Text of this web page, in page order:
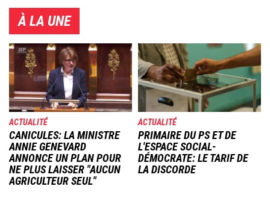
À LA UNE
Image
ACTUALITÉ
CANICULES: LA MINISTRE
ANNIE GENEVARD
ANNONCE UN PLAN POUR
NE PLUS LAISSER "AUCUN
AGRICULTEUR SEUL"
Image
ACTUALITÉ
PRIMAIRE DU PS ET DE
L'ESPACE SOCIAL-
DÉMOCRATE: LE TARIF DE
LA DISCORDE